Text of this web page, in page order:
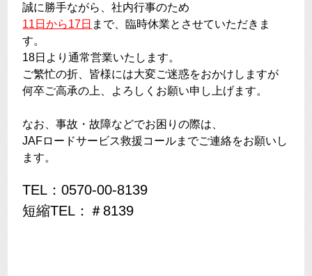
誠に勝手ながら、社内行事のため
11日から17日 まで、臨時休業とさせていただきま
す。
18日より通常営業いたします。
ご繁忙の折、皆様には大変ご迷惑をおかけしますが
何卒ご高承の上、よろしくお願い申し上げます。
なお、事故・故障などでお困りの際は、
JAFロードサービス救援コールまでご連絡をお願いし
ます。
TEL：0570-00-8139
短縮TEL：＃8139